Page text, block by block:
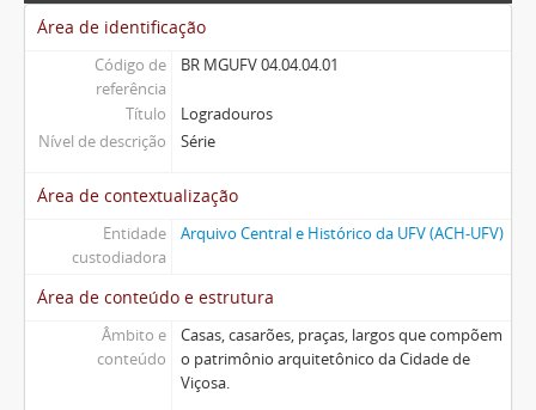
Área de identificação
Código de
referência
BR MGUFV 04.04.04.01
Título
Logradouros
Nível de descrição
Série
Área de contextualização
Entidade
custodiadora
Arquivo Central e Histórico da UFV (ACH-UFV)
Área de conteúdo e estrutura
Âmbito e
conteúdo
Casas, casarões, praças, largos que compõem
o patrimônio arquitetônico da Cidade de
Viçosa.